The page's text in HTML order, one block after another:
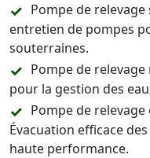
Pompe de
entretien de pompes
souterraines.
Pompe de
pour la gestion des
Pompe de relevage
Évacuation efficace
haute performance.